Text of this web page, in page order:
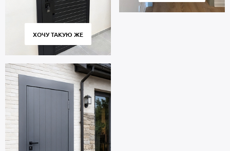
ХОЧУ ТАКУЮ ЖЕ